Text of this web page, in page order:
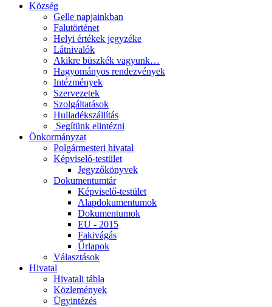
Község
Gelle napjainkban
Falutörténet
Helyi értékek jegyzéke
Látnivalók
Akikre büszkék vagyunk…
Hagyományos rendezvények
Intézmények
Szervezetek
Szolgáltatások
Hulladékszállítás
​​ Segítünk elintézni
Önkormányzat
Polgármesteri hivatal
Képviselő-testület
Jegyzőkönyvek
Dokumentumtár
Képviselő-testület
Alapdokumentumok
Dokumentumok
EU - 2015
Fakivágás
Űrlapok
Választások
Hivatal
Hivatali tábla
Közlemények
Ügyintézés